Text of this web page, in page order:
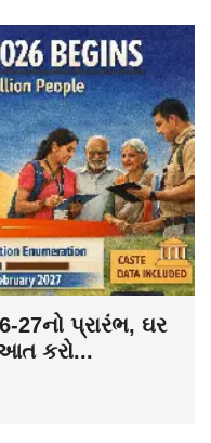
27નો પ્રારંભ, ઘર
કરો...